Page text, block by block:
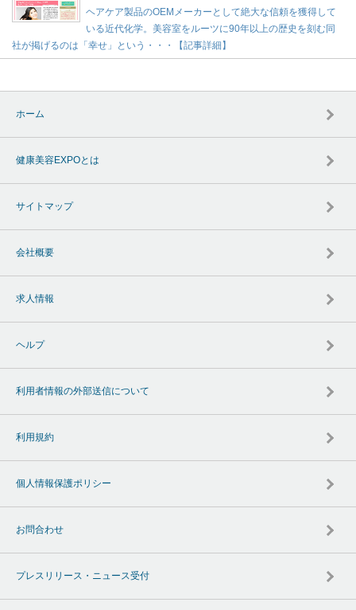
ヘアケア製品のOEMメーカーとして絶大な信頼を獲得して
いる近代化学。美容室をルーツに90年以上の歴史を刻む同
社が掲げるのは「幸せ」という・・・【記事詳細】
ホーム
健康美容EXPOとは
サイトマップ
会社概要
求人情報
ヘルプ
利用者情報の外部送信について
利用規約
個人情報保護ポリシー
お問合わせ
プレスリリース・ニュース受付